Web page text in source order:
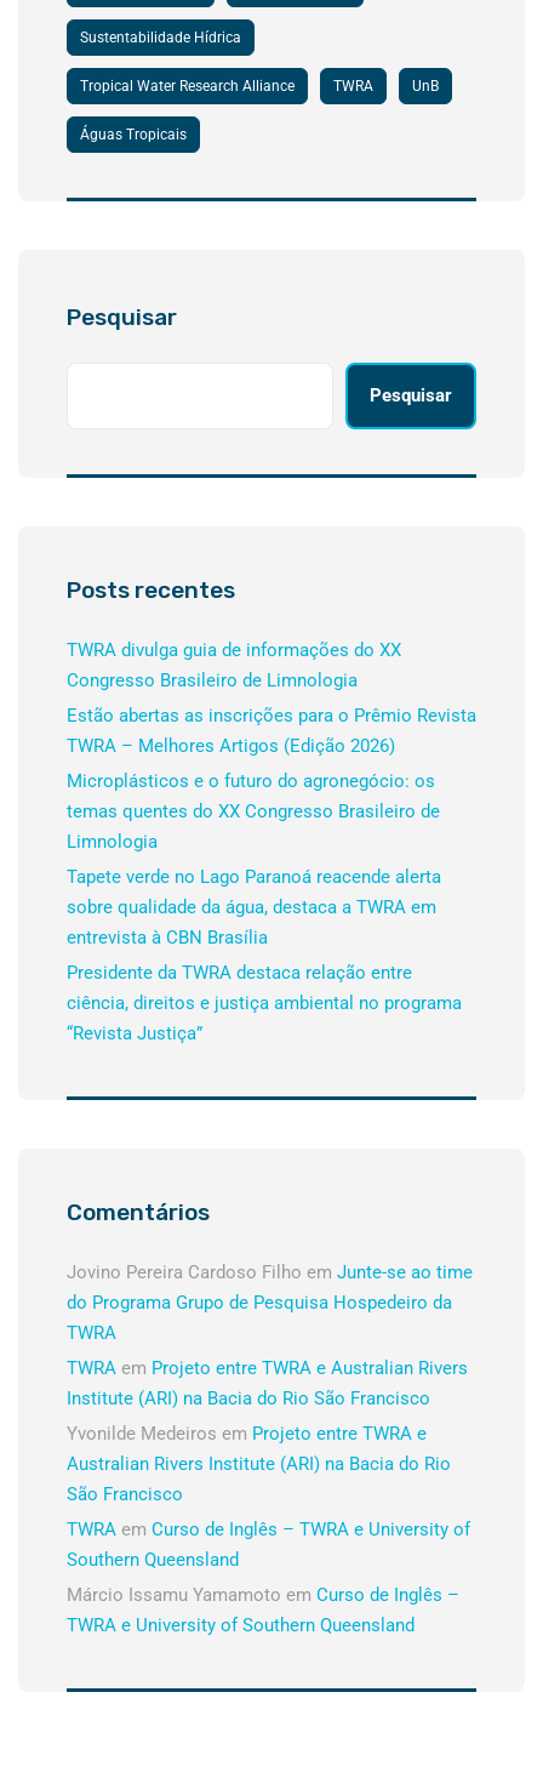
Sustentabilidade Hídrica
Tropical Water Research Alliance TWRA UnB
Águas Tropicais
Pesquisar
Pesquisar
Posts recentes
TWRA divulga guia de informações do XX
Congresso Brasileiro de Limnologia
Estão abertas as inscrições para o Prêmio Revista
TWRA – Melhores Artigos (Edição 2026)
Microplásticos e o futuro do agronegócio: os
temas quentes do XX Congresso Brasileiro de
Limnologia
Tapete verde no Lago Paranoá reacende alerta
sobre qualidade da água, destaca a TWRA em
entrevista à CBN Brasília
Presidente da TWRA destaca relação entre
ciência, direitos e justiça ambiental no programa
“Revista Justiça”
Comentários
Jovino Pereira Cardoso Filho em Junte-se ao time
do Programa Grupo de Pesquisa Hospedeiro da
TWRA
TWRA em Projeto entre TWRA e Australian Rivers
Institute (ARI) na Bacia do Rio São Francisco
Yvonilde Medeiros em Projeto entre TWRA e
Australian Rivers Institute (ARI) na Bacia do Rio
São Francisco
TWRA em Curso de Inglês – TWRA e University of
Southern Queensland
Márcio Issamu Yamamoto em Curso de Inglês –
TWRA e University of Southern Queensland